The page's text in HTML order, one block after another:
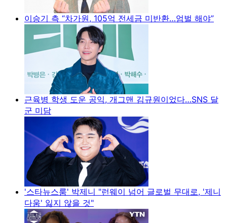
이승기 측 “차가원, 105억 전세금 미반환…엄벌 해야”
근육병 학생 도운 공익, 개그맨 김규원이었다…SNS 달
군 미담
'스타뉴스룸' 박제니 "런웨이 넘어 글로벌 무대로, '제니
다움' 잃지 않을 것"